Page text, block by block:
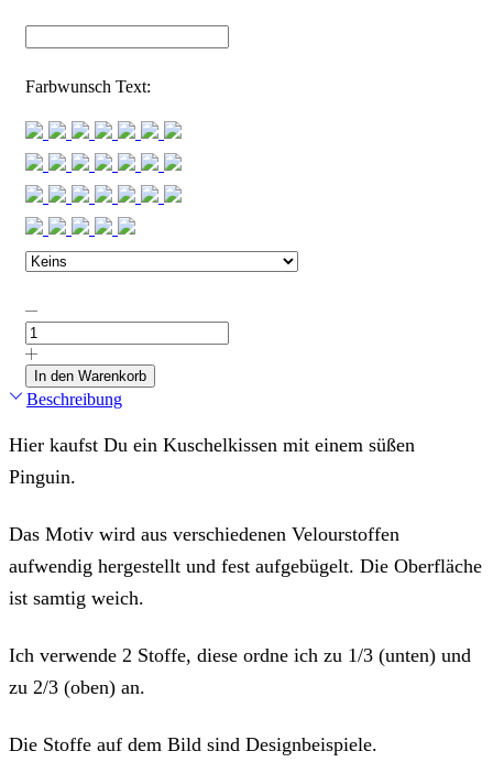
Farbwunsch Text:
Kissen
individualisierbar,
mit
Wunschstoff
Menge
In den Warenkorb
Beschreibung
Hier kaufst Du ein Kuschelkissen mit einem süßen
Pinguin.
Das Motiv wird aus verschiedenen Velourstoffen
aufwendig hergestellt und fest aufgebügelt. Die Oberfläche
ist samtig weich.
Ich verwende 2 Stoffe, diese ordne ich zu 1/3 (unten) und
zu 2/3 (oben) an.
Die Stoffe auf dem Bild sind Designbeispiele.